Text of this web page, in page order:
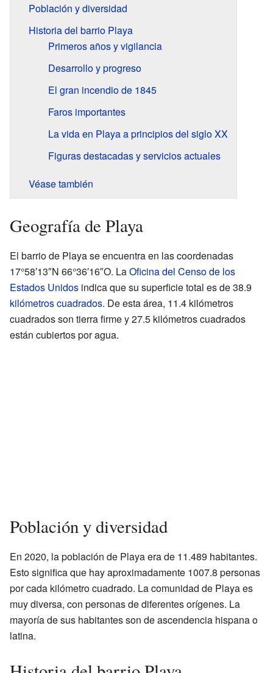
Población y diversidad
Historia del barrio Playa
Primeros años y vigilancia
Desarrollo y progreso
El gran incendio de 1845
Faros importantes
La vida en Playa a principios del siglo XX
Figuras destacadas y servicios actuales
Véase también
Geografía de Playa
El barrio de Playa se encuentra en las coordenadas
17°58′13″N 66°36′16″O. LaOficina del Censo de los
Estados Unidos indica que su superficie total es de 38.9
kilómetros cuadrados. De esta área, 11.4 kilómetros
cuadrados son tierra firme y 27.5 kilómetros cuadrados
están cubiertos por agua.
Población y diversidad
En 2020, la población de Playa era de 11.489 habitantes.
Esto significa que hay aproximadamente 1007.8 personas
por cada kilómetro cuadrado. La comunidad de Playa es
muy diversa, con personas de diferentes orígenes. La
mayoría de sus habitantes son de ascendencia hispana o
latina.